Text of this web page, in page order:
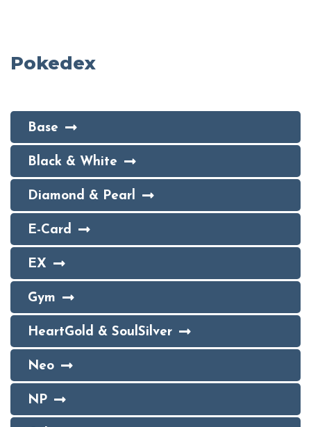
Pokedex
Base
Black & White
Diamond & Pearl
E-Card
EX
Gym
HeartGold & SoulSilver
Neo
NP